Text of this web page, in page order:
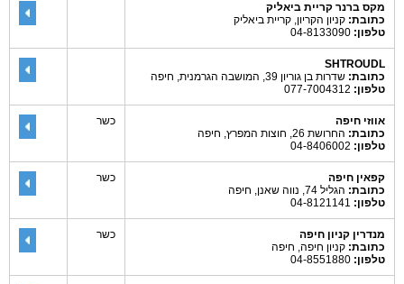
מקס ברנר קריית ביאליק
כתובת: קניון הקריון, קריית ביאליק
טלפון:
SHTROUDL
כתובת: שדרות בן גוריון 39, המושבה הגרמנית, חיפה
טלפון:
אווזי חיפה
כתובת: החרושת 26, חוצות המפרץ, חיפה
טלפון:
כשר
קפאין חיפה
כתובת: הגליל 74, נווה שאנן, חיפה
טלפון:
כשר
מנדרין קניון חיפה
כתובת: קניון חיפה, חיפה
טלפון:
כשר